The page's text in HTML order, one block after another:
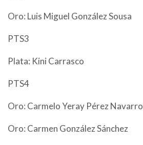
Oro: Luis Miguel González Sousa
PTS3
Plata: Kini Carrasco
PTS4
Oro: Carmelo Yeray Pérez Navarro
Oro: Carmen González Sánchez